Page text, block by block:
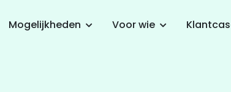
Mogelijkheden Voor wie